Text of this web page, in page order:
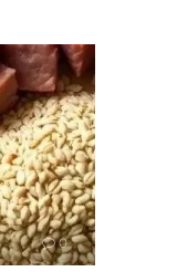
0